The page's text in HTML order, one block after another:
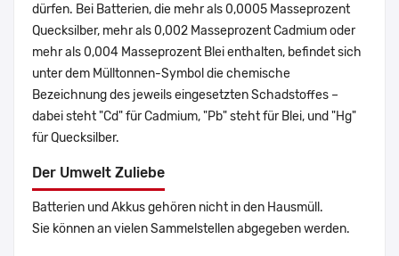
dürfen. Bei Batterien, die mehr als 0,0005 Masseprozent
Quecksilber, mehr als 0,002 Masseprozent Cadmium oder
mehr als 0,004 Masseprozent Blei enthalten, befindet sich
unter dem Mülltonnen-Symbol die chemische
Bezeichnung des jeweils eingesetzten Schadstoffes –
dabei steht "Cd" für Cadmium, "Pb" steht für Blei, und "Hg"
für Quecksilber.
Der Umwelt Zuliebe
Batterien und Akkus gehören nicht in den Hausmüll.
Sie können an vielen Sammelstellen abgegeben werden.